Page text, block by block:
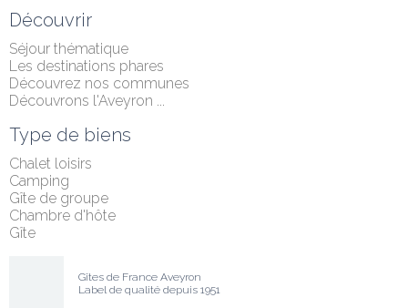
Découvrir
Séjour thématique
Les destinations phares
Découvrez nos communes
Découvrons l'Aveyron ...
Type de biens
Chalet loisirs
Camping
Gîte de groupe
Chambre d'hôte
Gîte
Gîtes de France Aveyron
Label de qualité depuis 1951